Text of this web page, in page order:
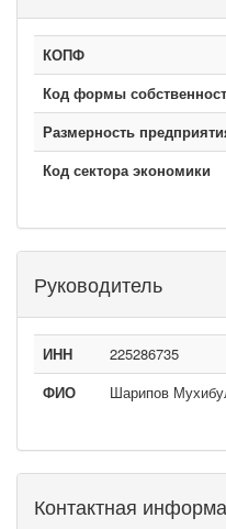
КОПФ
Код формы
Размерность
Код сектора экономики
Руководитель
ИНН
225286735
ФИО
Шарипов
Контактная